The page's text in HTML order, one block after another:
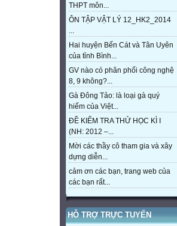
THPT môn...
ÔN TẬP VẬT LÝ 12_HK2_2014
...
Hai huyện Bến Cát và Tân Uyên
của tỉnh Bình...
GV nào có phân phối công nghệ
8, 9 không?...
Gà Đông Tảo: là loại gà quý
hiếm của Việt...
ĐỀ KIỂM TRA THỬ HỌC KÌ I
(NH: 2012 –...
Mời các thầy cô tham gia và xây
dựng diễn...
cảm ơn các bạn, trang web của
các bạn rất...
HỖ TRỢ TRỰC TUYẾN